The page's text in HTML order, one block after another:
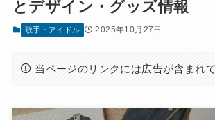
とデザイン・グッズ情報
歌手・アイドル 2025年10月27日
当ページのリンクには広告が含まれて